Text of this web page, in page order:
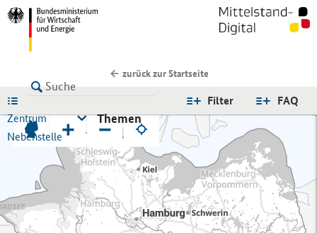
zurück zur Startseite
FAQ
Filter
Zentrum
Nebenstelle
Themen
+ −